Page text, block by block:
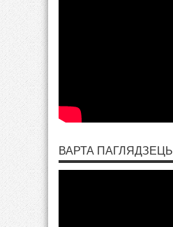
ВАРТА ПАГЛЯДЗЕЦЬ